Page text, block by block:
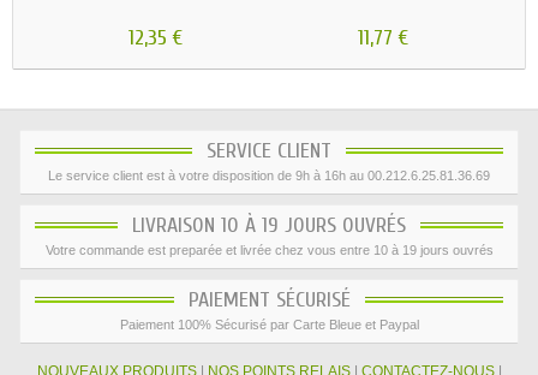
12,35 € 11,77 €
SERVICE CLIENT
Le service client est à votre disposition de 9h à 16h au 00.212.6.25.81.36.69
LIVRAISON 10 À 19 JOURS OUVRÉS
Votre commande est preparée et livrée chez vous entre 10 à 19 jours ouvrés
PAIEMENT SÉCURISÉ
Paiement 100% Sécurisé par Carte Bleue et Paypal
NOUVEAUX PRODUITS| NOS POINTS RELAIS| CONTACTEZ-NOUS|